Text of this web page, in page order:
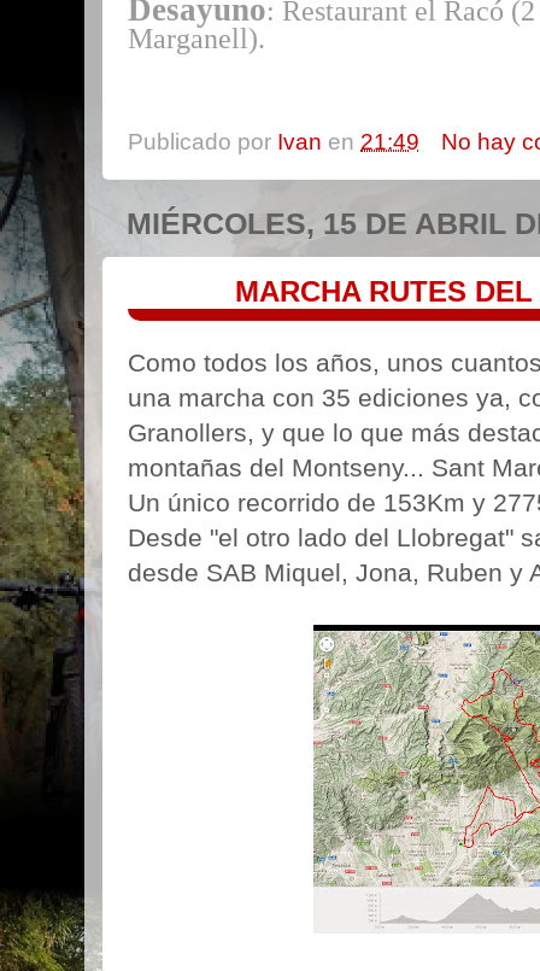
Desayuno: Restaurant el Racó
Marganell).
Publicado por Ivan en 21:49 No hay
MIÉRCOLES, 15 DE ABRIL
MARCHA RUTES
Como todos los años, unos
una marcha con 35 ediciones ya,
Granollers, y que lo que más
montañas del Montseny... Sant
Un único recorrido de 153Km y
Desde "el otro lado del Llobregat"
desde SAB Miquel, Jona, Ruben y